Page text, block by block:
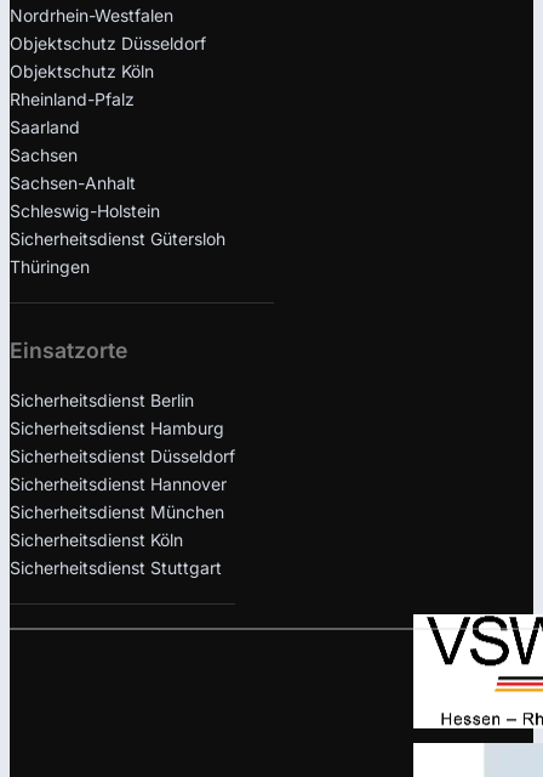
Nordrhein-Westfalen
Objektschutz Düsseldorf
Objektschutz Köln
Rheinland-Pfalz
Saarland
Sachsen
Sachsen-Anhalt
Schleswig-Holstein
Sicherheitsdienst Gütersloh
Thüringen
Einsatzorte
Sicherheitsdienst Berlin
Sicherheitsdienst Hamburg
Sicherheitsdienst Düsseldorf
Sicherheitsdienst Hannover
Sicherheitsdienst München
Sicherheitsdienst Köln
Sicherheitsdienst Stuttgart